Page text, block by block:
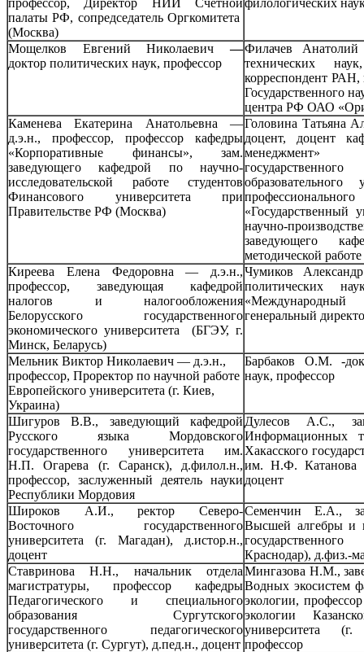
палаты РФ, сопредседатель Оргкомитета
(Москва)
Мощелков Евгений Николаевич—
доктор политических наук, профессор
Филачев
технических
корреспондент РАН,
Государственного
центра РФ ОАО
Каменева Екатерина Анатольевна —
д.э.н., профессор, профессор кафедры
«Корпоративные финансы», зам.
заведующего кафедрой по научно-
исследовательской работе студентов
Финансового университета при
Правительстве РФ (Москва)
Головина Татьяна
доцент, доцент
«Государственный
научно-
заведующего
методической
Киреева Елена Федоровна — д.э.н.,
профессор, заведующая кафедрой
налогов и налогообложения
Белорусского государственного
экономического университета (БГЭУ, г.
Минск, Беларусь)
Чумиков
политических
генеральный
Мельник Виктор Николаевич — д.э.н.,
профессор, Проректор по научной работе
Европейского университета (г. Киев,
Украина)
Барбаков О.М. -
наук, профессор
Шигуров В.В., заведующий кафедрой
Русского языка Мордовского
государственного университета им.
Н.П. Огарева (г. Саранск), д.филол.н.,
профессор, заслуженный деятель науки
Республики Мордовия
Дулесов А.С.,
Информационных
Хакасского
им. Н.Ф. Катанова
доцент
Широков А.И., ректор Северо-
Восточного государственного
университета (г. Магадан), д.истор.н.,
доцент
Семенчин Е.А.,
Высшей алгебры и
Краснодар), д.физ.-
Ставринова Н.Н., начальник отдела
магистратуры, профессор кафедры
Педагогического и специального
образования Сургутского
государственного педагогического
университета (г. Сургут), д.пед.н., доцент
Мингазова Н.М.,
Водных экосистем
экологии,
экологии
университета
профессор